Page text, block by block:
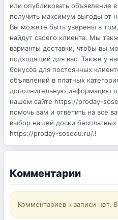
или опубликовать объявление
получить максимум выгоды от
Вы можете быть уверены в
найдут своего клиента. Мы
варианты доставки, чтобы вы
подходящий для вас. Также у
бонусов для постоянных
объявлений в платных
дополнительную информацию о
нашем сайте https://proday-
помочь вам и ответить на все
выбор нашей доски
https://proday-sosedu.ru/.!
Комментарии
Комментариев к записи нет.